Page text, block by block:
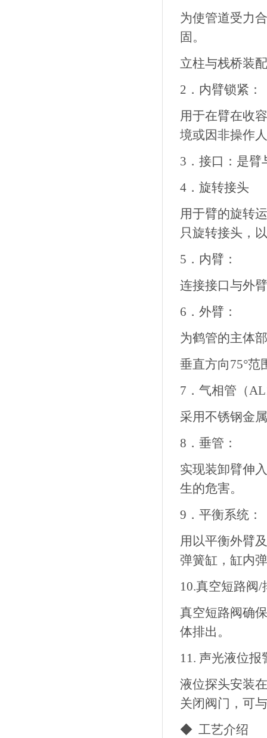
为使管道受力
固。
立柱与栈桥装
2．内臂锁紧：
用于在臂在收
境或因非操作
3．接口：是臂
4．旋转接头
用于臂的旋转
只旋转接头，
5．内臂：
连接接口与外
6．外臂：
为鹤管的主体
垂直方向75°范
7．气相管（
采用不锈钢金
8．垂管：
实现装卸臂伸
生的危害。
9．平衡系统：
用以平衡外臂
弹簧缸，缸内
10.真空短路阀/
真空短路阀确
体排出。
11. 声光液位
液位探头安装
关闭阀门，可
◆ 工艺介绍